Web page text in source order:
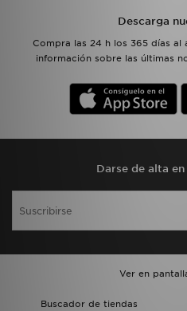
Descarga
Compra las 24 h los 365 días al
información sobre las últimas
Darse de alta
Ver en
Buscador de tiendas